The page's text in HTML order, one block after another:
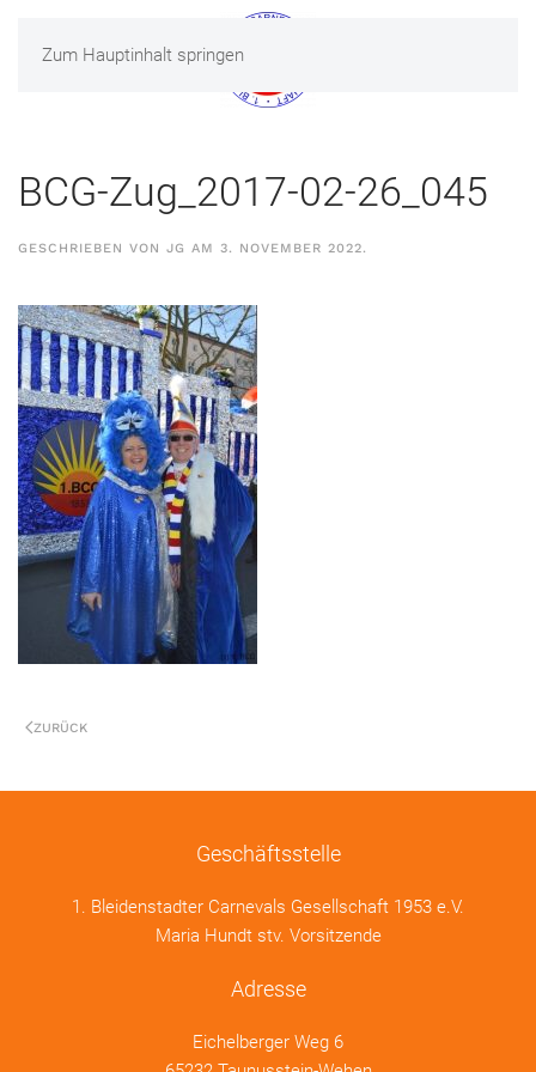
Zum Hauptinhalt springen
MENÜ
BCG-Zug_2017-02-26_045
GESCHRIEBEN VON JG AM 3. NOVEMBER 2022.
ZURÜCK
Geschäftsstelle
1. Bleidenstadter Carnevals Gesellschaft 1953 e.V.
Maria Hundt stv. Vorsitzende
Adresse
Eichelberger Weg 6